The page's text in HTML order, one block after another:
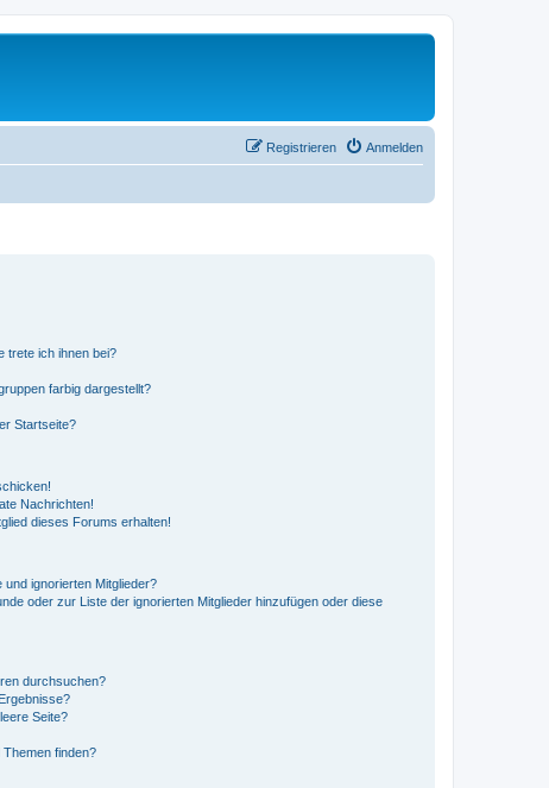
Anmelden
Registrieren
trete ich ihnen bei?
farbig dargestellt?
Startseite?
Nachrichten!
dieses Forums erhalten!
ignorierten Mitglieder?
oder zur Liste der ignorierten Mitglieder hinzufügen oder diese
durchsuchen?
Seite?
finden?